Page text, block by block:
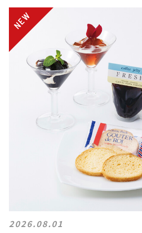
2026.08.01